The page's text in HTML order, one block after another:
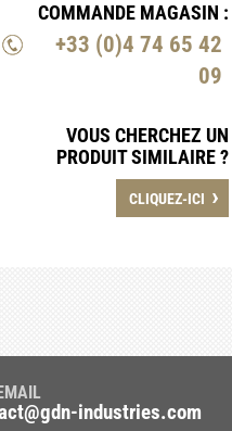
COMMANDE MAGASIN :
+33 (0)4 74 65 42
09
VOUS CHERCHEZ UN
PRODUIT SIMILAIRE ?
CLIQUEZ-ICI ›
industries.com